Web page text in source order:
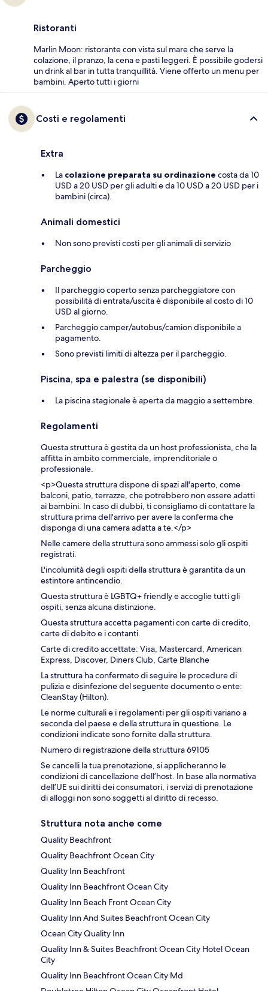
Ristoranti
Marlin Moon: ristorante con vista sul mare che serve la
colazione, il pranzo, la cena e pasti leggeri. È possibile godersi
un drink al bar in tutta tranquillità. Viene offerto un menu per
bambini. Aperto tutti i giorni
Costi e regolamenti
Extra
La colazione preparata su ordinazione costa da 10
USD a 20 USD per gli adulti e da 10 USD a 20 USD per i
bambini (circa).
Animali domestici
Non sono previsti costi per gli animali di servizio
Parcheggio
Il parcheggio coperto senza parcheggiatore con
possibilità di entrata/uscita è disponibile al costo di 10
USD al giorno.
Parcheggio camper/autobus/camion disponibile a
pagamento.
Sono previsti limiti di altezza per il parcheggio.
Piscina, spa e palestra (se disponibili)
La piscina stagionale è aperta da maggio a settembre.
Regolamenti
Questa struttura è gestita da un host professionista, che la
affitta in ambito commerciale, imprenditoriale o
professionale.
<p>Questa struttura dispone di spazi all'aperto, come
balconi, patio, terrazze, che potrebbero non essere adatti
ai bambini. In caso di dubbi, ti consigliamo di contattare la
struttura prima dell'arrivo per avere la conferma che
disponga di una camera adatta a te.</p>
Nelle camere della struttura sono ammessi solo gli ospiti
registrati.
L'incolumità degli ospiti della struttura è garantita da un
estintore antincendio.
Questa struttura è LGBTQ+ friendly e accoglie tutti gli
ospiti, senza alcuna distinzione.
Questa struttura accetta pagamenti con carte di credito,
carte di debito e i contanti.
Carte di credito accettate: Visa, Mastercard, American
Express, Discover, Diners Club, Carte Blanche
La struttura ha confermato di seguire le procedure di
pulizia e disinfezione del seguente documento o ente:
CleanStay (Hilton).
Le norme culturali e i regolamenti per gli ospiti variano a
seconda del paese e della struttura in questione. Le
condizioni indicate sono fornite dalla struttura.
Numero di registrazione della struttura 69105
Se cancelli la tua prenotazione, si applicheranno le
condizioni di cancellazione dell’host. In base alla normativa
dell’UE sui diritti dei consumatori, i servizi di prenotazione
di alloggi non sono soggetti al diritto di recesso.
Struttura nota anche come
Quality Beachfront
Quality Beachfront Ocean City
Quality Inn Beachfront
Quality Inn Beachfront Ocean City
Quality Inn Beach Front Ocean City
Quality Inn And Suites Beachfront Ocean City
Ocean City Quality Inn
Quality Inn & Suites Beachfront Ocean City Hotel Ocean
City
Quality Inn Beachfront Ocean City Md